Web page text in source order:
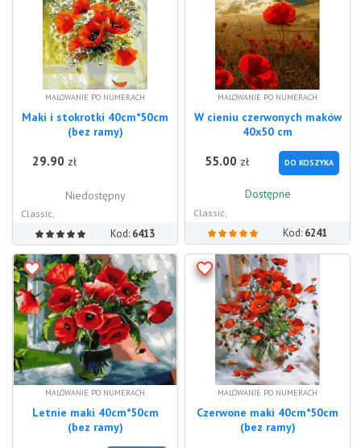
MALOWANIE PO NUMERACH
Maki i stokrotki 40cm*50cm
(bez ramy)
29.90 zł
Niedostępny
Classic,
Kod: 6413
MALOWANIE PO NUMERACH
W cieniu czerwonych maków
40x50 cm
55.00 zł DO KOSZYKA
Dostępne
Classic,
Kod: 6241
MALOWANIE PO NUMERACH
Letnie maki 40cm*50cm
(bez ramy)
MALOWANIE PO NUMERACH
Czerwone maki 40cm*50cm
(bez ramy)